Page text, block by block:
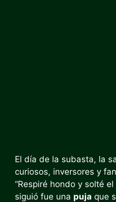
El día de la subasta, la
curiosos, inversores y
“Respiré hondo y solté el
siguió fue una puja que